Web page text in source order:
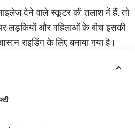
देने वाले स्कूटर की तलाश में हैं, तो
लड़कियों और महिलाओं के बीच इसकी
राइडिंग के लिए बनाया गया है।